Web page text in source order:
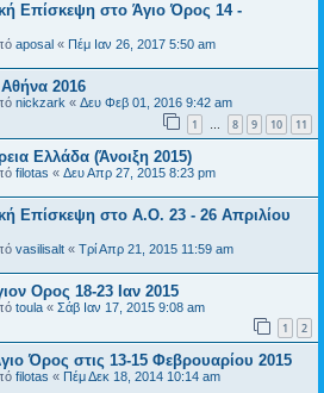
Επίσκεψη στο Άγιο Όρος 14 -
aposal « Πέμ Ιαν 26, 2017 5:50 am
2016
nickzark « Δευ Φεβ 01, 2016 9:42 am
1 … 8 9 10 11
Ελλάδα (Άνοιξη 2015)
filotas « Δευ Απρ 27, 2015 8:23 pm
Επίσκεψη στο Α.Ο. 23 - 26 Απριλίου
vasilisalt « Τρί Απρ 21, 2015 11:59 am
Ορος 18-23 Ιαν 2015
toula « Σάβ Ιαν 17, 2015 9:08 am
1 2
Όρος στις 13-15 Φεβρουαρίου 2015
filotas « Πέμ Δεκ 18, 2014 10:14 am